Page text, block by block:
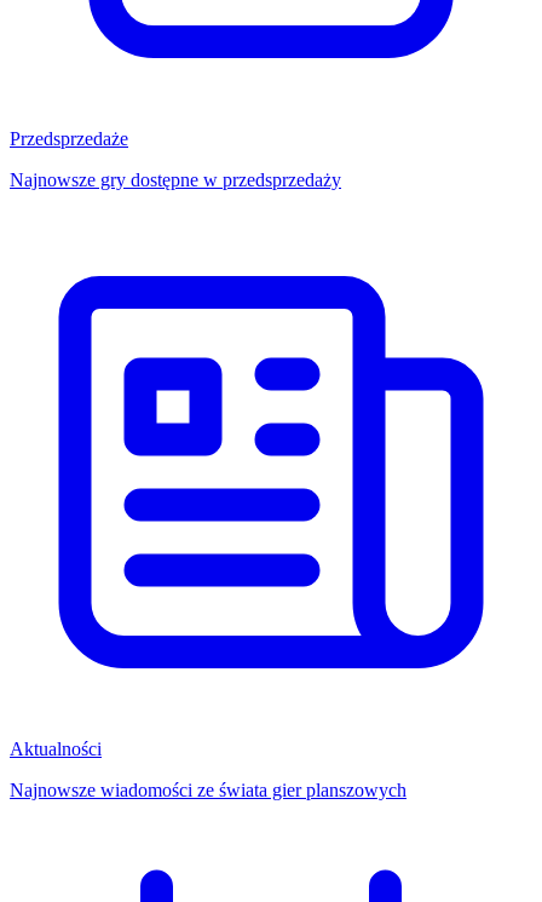
Przedsprzedaże
Najnowsze gry dostępne w przedsprzedaży
Aktualności
Najnowsze wiadomości ze świata gier planszowych